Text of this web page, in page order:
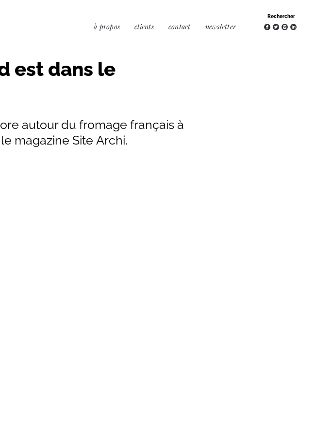
à propos clients contact newsletter
est dans le
autour du fromage français à
magazine Site Archi.